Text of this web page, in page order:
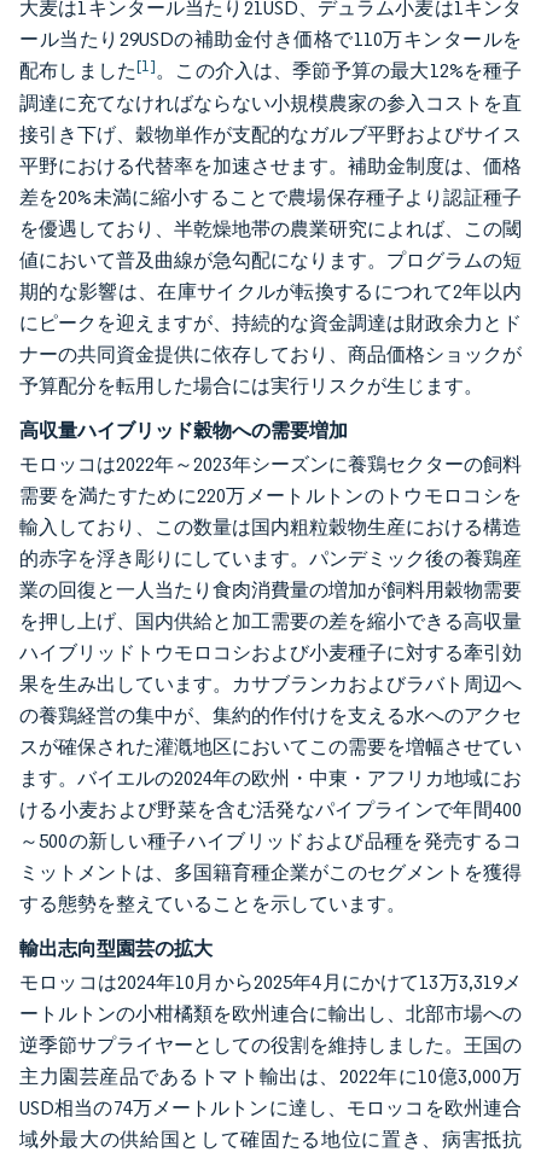
大麦は1キンタール当たり21USD、デュラム小麦は1キンタ
ール当たり29USDの補助金付き価格で110万キンタールを
配布しました[1]。この介入は、季節予算の最大12%を種子
調達に充てなければならない小規模農家の参入コストを直
接引き下げ、穀物単作が支配的なガルブ平野およびサイス
平野における代替率を加速させます。補助金制度は、価格
差を20%未満に縮小することで農場保存種子より認証種子
を優遇しており、半乾燥地帯の農業研究によれば、この閾
値において普及曲線が急勾配になります。プログラムの短
期的な影響は、在庫サイクルが転換するにつれて2年以内
にピークを迎えますが、持続的な資金調達は財政余力とド
ナーの共同資金提供に依存しており、商品価格ショックが
予算配分を転用した場合には実行リスクが生じます。
高収量ハイブリッド穀物への需要増加
モロッコは2022年～2023年シーズンに養鶏セクターの飼料
需要を満たすために220万メートルトンのトウモロコシを
輸入しており、この数量は国内粗粒穀物生産における構造
的赤字を浮き彫りにしています。パンデミック後の養鶏産
業の回復と一人当たり食肉消費量の増加が飼料用穀物需要
を押し上げ、国内供給と加工需要の差を縮小できる高収量
ハイブリッドトウモロコシおよび小麦種子に対する牽引効
果を生み出しています。カサブランカおよびラバト周辺へ
の養鶏経営の集中が、集約的作付けを支える水へのアクセ
スが確保された灌漑地区においてこの需要を増幅させてい
ます。バイエルの2024年の欧州・中東・アフリカ地域にお
ける小麦および野菜を含む活発なパイプラインで年間400
～500の新しい種子ハイブリッドおよび品種を発売するコ
ミットメントは、多国籍育種企業がこのセグメントを獲得
する態勢を整えていることを示しています。
輸出志向型園芸の拡大
モロッコは2024年10月から2025年4月にかけて13万3,319メ
ートルトンの小柑橘類を欧州連合に輸出し、北部市場への
逆季節サプライヤーとしての役割を維持しました。王国の
主力園芸産品であるトマト輸出は、2022年に10億3,000万
USD相当の74万メートルトンに達し、モロッコを欧州連合
域外最大の供給国として確固たる地位に置き、病害抵抗